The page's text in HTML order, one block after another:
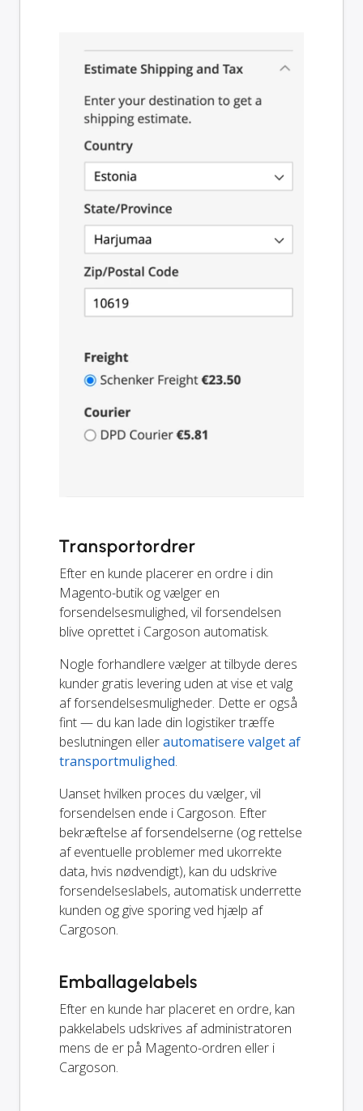
Transportordrer
Efter en kunde placerer en ordre i din
Magento-butik og vælger en
forsendelsesmulighed, vil forsendelsen
blive oprettet i Cargoson automatisk.
Nogle forhandlere vælger at tilbyde deres
kunder gratis levering uden at vise et valg
af forsendelsesmuligheder. Dette er også
fint — du kan lade din logistiker træffe
beslutningen ellerautomatisere valget af
transportmulighed.
Uanset hvilken proces du vælger, vil
forsendelsen ende i Cargoson. Efter
bekræftelse af forsendelserne (og rettelse
af eventuelle problemer med ukorrekte
data, hvis nødvendigt), kan du udskrive
forsendelseslabels, automatisk underrette
kunden og give sporing ved hjælp af
Cargoson.
Emballagelabels
Efter en kunde har placeret en ordre, kan
pakkelabels udskrives af administratoren
mens de er på Magento-ordren eller i
Cargoson.